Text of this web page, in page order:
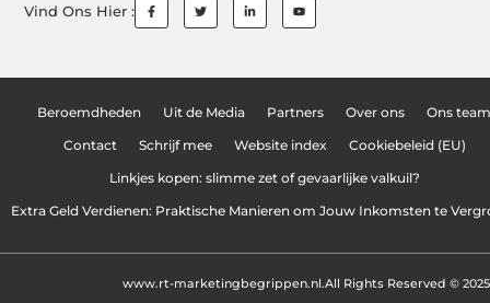
Vind Ons Hier :
Beroemdheden Uit de Media Partners Over ons Ons team
Contact Schrijf mee Website index Cookiebeleid (EU)
Linkjes kopen: slimme zet of gevaarlijke valkuil?
Extra Geld Verdienen: Praktische Manieren om Jouw Inkomsten te
All Rights Reserved © 2025
www.rt-marketingbegrippen.nl.